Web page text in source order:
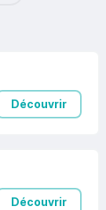
Découvrir
Découvrir